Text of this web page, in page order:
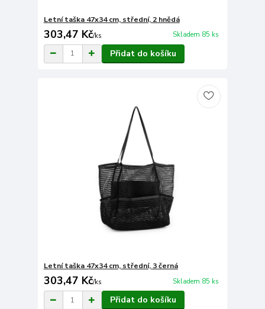
Letní taška 47x34 cm, střední, 2 hnědá
303,47 Kč/ks Skladem 85 ks
Přidat do košíku
Letní taška 47x34 cm, střední, 3 černá
303,47 Kč/ks Skladem 85 ks
Přidat do košíku